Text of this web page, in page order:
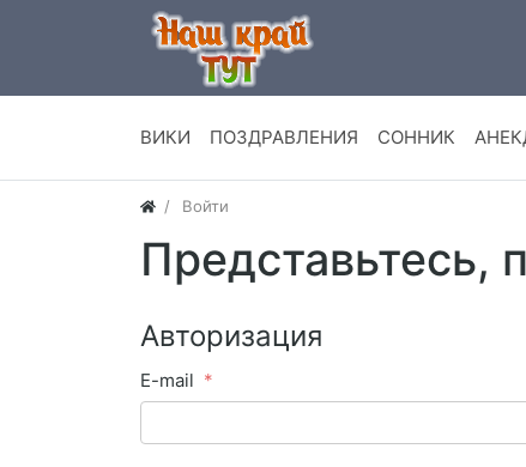
ВИКИ ПОЗДРАВЛЕНИЯ СОННИК
Войти
Представьтесь,
Авторизация
E-mail